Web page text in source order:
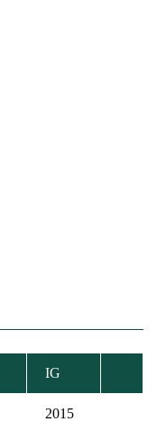
IG
2015